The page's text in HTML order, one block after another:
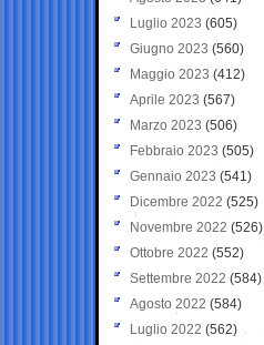
Luglio 2023 (605)
Giugno 2023 (560)
Maggio 2023 (412)
Aprile 2023 (567)
Marzo 2023 (506)
Febbraio 2023 (505)
Gennaio 2023 (541)
Dicembre 2022 (525)
Novembre 2022 (526)
Ottobre 2022 (552)
Settembre 2022 (584)
Agosto 2022 (584)
Luglio 2022 (562)